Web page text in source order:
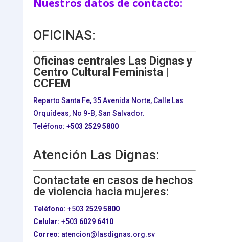
OFICINAS:
Oficinas centrales Las Dignas y
Centro Cultural Feminista |
CCFEM
Reparto Santa Fe, 35 Avenida Norte, Calle Las
Orquídeas, No 9-B, San Salvador.
Teléfono: +503 2529 5800
Atención Las Dignas:
Contactate en casos de hechos
de violencia hacia mujeres:
Teléfono: +503 2529 5800
Celular: +503 6029 6410
Correo: atencion@lasdignas.org.sv